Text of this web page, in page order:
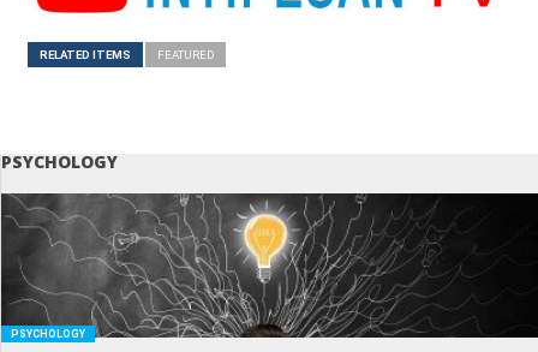
RELATED ITEMS FEATURED
PSYCHOLOGY
PSYCHOLOGY